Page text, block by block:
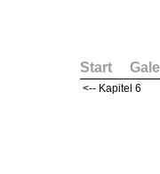
Start
<-- Kapitel 6